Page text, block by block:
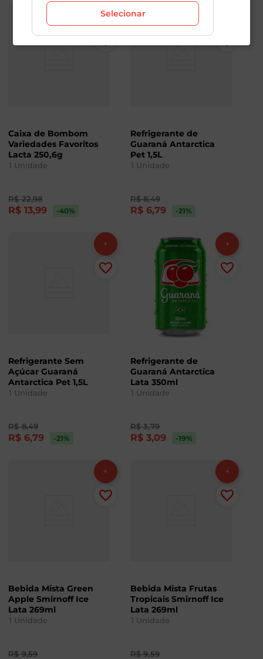
Caixa de Bombom
Variedades Favoritos
Lacta 250,6g
1 Unidade
R$ 22,98
R$ 13,99 -40%
Refrigerante de
Guaraná Antarctica
Pet 1,5L
1 Unidade
R$ 8,49
R$ 6,79 -21%
Refrigerante Sem
Açúcar Guaraná
Antarctica Pet 1,5L
1 Unidade
R$ 8,49
R$ 6,79 -21%
Refrigerante de
Guaraná Antarctica
Lata 350ml
1 Unidade
R$ 3,79
R$ 3,09 -19%
Bebida Mista Green
Apple Smirnoff Ice
Lata 269ml
1 Unidade
R$ 9,59
Bebida Mista Frutas
Tropicais Smirnoff Ice
Lata 269ml
1 Unidade
R$ 9,59
Selecionar